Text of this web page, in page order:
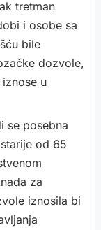
tretman
i osobe sa
bile
dozvole,
u
se posebna
od 65
za
iznosila bi